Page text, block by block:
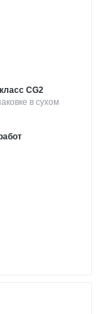
класс CG2
в сухом